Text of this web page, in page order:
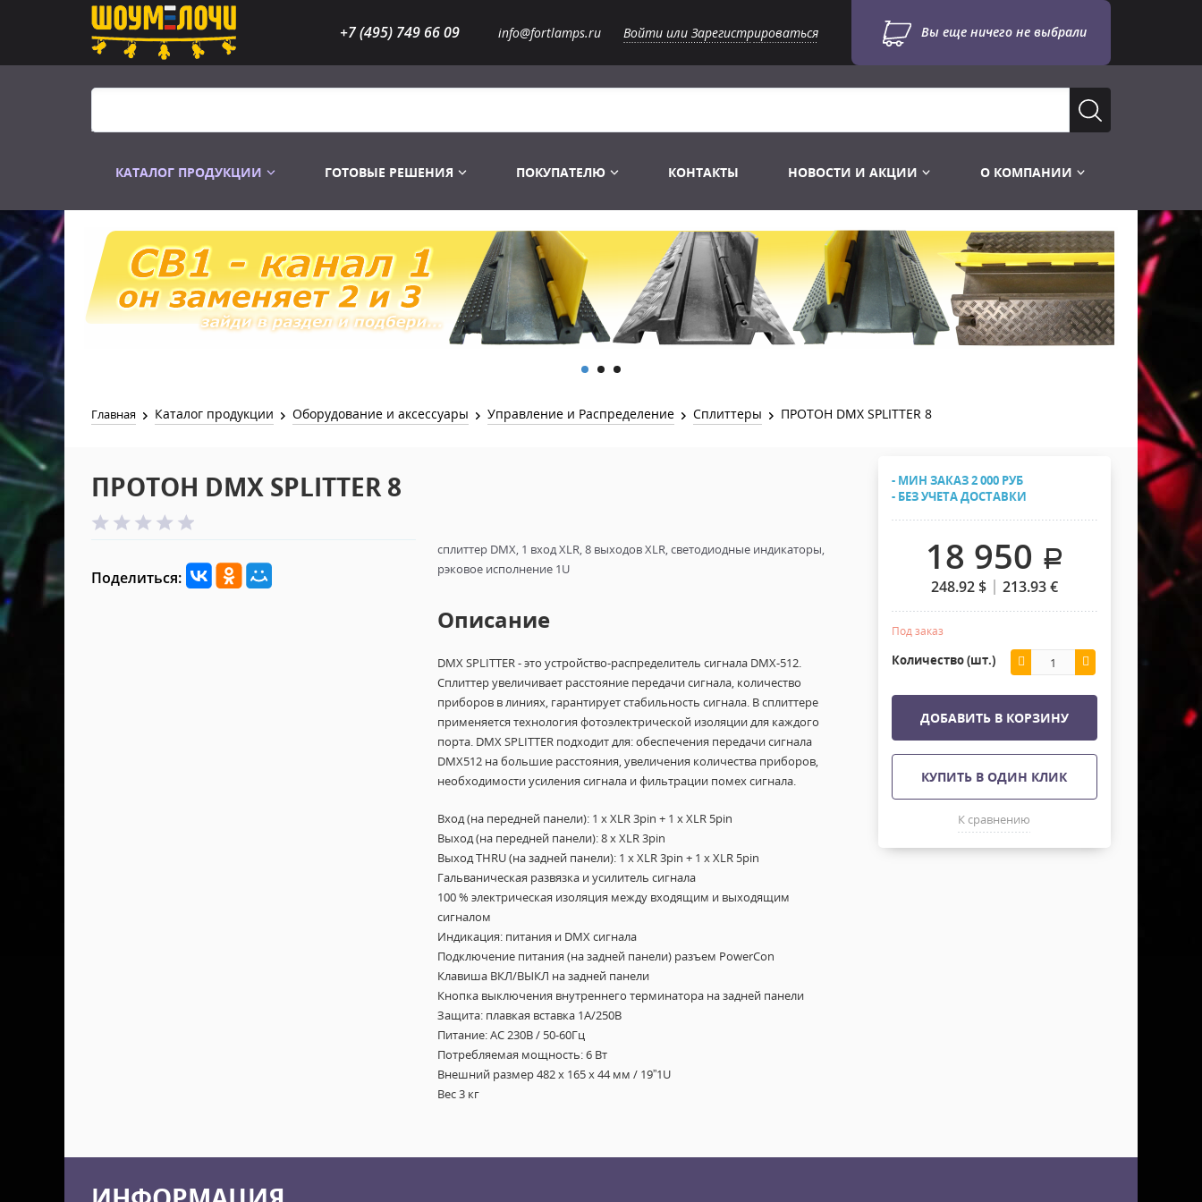
+7 (495) 749 66 09 info@fortlamps.ru Войти или Зарегистрироваться Вы еще ничего не выбрали
КАТАЛОГ ПРОДУКЦИИ
Распродажа
Лампы Винтаж Ретро Декор
Лампы галогенные 6-120 V
Лампы студийные 110-240 V
Лампы-фары PAR
Лампы для бассейна
Лампы газоразрядные
Лампы UV TUV HNS
Лампы видеопроекторные
Пускорегулирующая аппаратура
Распродажа
Перчатки
Сумки и подсумки
Инструменты
Готовые комплекты
Конструктор МИКРОСЦЕНА
Распродажа
Световое оборудование
Аксессуары для света
Лебёдки и Аксессуары
Фермы Штативы Стойки
Хомуты Кронштейны Страховка
Защитные чехлы и Кейсы
Распродажа
2х канальные модули
6и канальные модули
Лежачий полицейский ИДН
ГОТОВЫЕ РЕШЕНИЯ ПОКУПАТЕЛЮ КОНТАКТЫ НОВОСТИ И АКЦИИ О КОМПАНИИ
Главная Каталог продукции Оборудование и аксессуары Управление и Распределение Сплиттеры ПРОТОН DMX SPLITTER 8
ПРОТОН DMX SPLITTER 8
Поделиться:
сплиттер DMX, 1 вход XLR, 8 выходов XLR, светодиодные индикаторы,
рэковое исполнение 1U
Описание
DMX SPLITTER - это устройство-распределитель сигнала DMX-512.
Сплиттерувеличивает расстояние передачи сигнала, количество
приборов в линиях, гарантирует стабильность сигнала. В сплиттере
применяется технология фотоэлектрической изоляции для каждого
порта. DMX SPLITTER подходит для: обеспечения передачи сигнала
DMX512 на большие расстояния, увеличения количества приборов,
необходимости усиления сигнала и фильтрации помех сигнала.
Вход (на передней панели): 1 x XLR 3pin + 1 x XLR 5pin
Выход (на передней панели): 8 х XLR 3pin
Выход THRU (на задней панели): 1 x XLR 3pin + 1 x XLR 5pin
Гальваническая развязка и усилитель сигнала
100 % электрическая изоляция между входящим и выходящим
сигналом
Индикация: питания и DMX сигнала
Подключение питания (на задней панели) разъем PowerCon
Клавиша ВКЛ/ВЫКЛ на задней панели
Кнопка выключения внутреннего терминатора на задней панели
Защита: плавкая вставка 1А/250В
Питание: АС 230В / 50-60Гц
Потребляемая мощность: 6 Вт
Внешний размер482 x 165 x 44мм / 19”1U
Вес 3 кг
- МИН ЗАКАЗ 2 000 РУБ
- БЕЗ УЧЕТА ДОСТАВКИ
18 950 .
248.92$ 213.93€
Под заказ
Количество (шт.)
ДОБАВИТЬ В КОРЗИНУ
КУПИТЬ В ОДИН КЛИК
К сравнению